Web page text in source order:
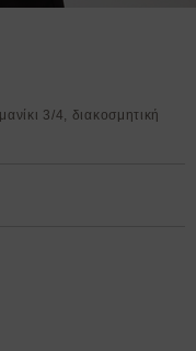
3/4, διακοσμητική